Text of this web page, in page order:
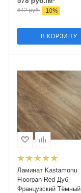
642руб. -10%
В КОРЗИНУ
Ламинат Kastamonu
Floorpan Red Дуб
Французский Тёмный